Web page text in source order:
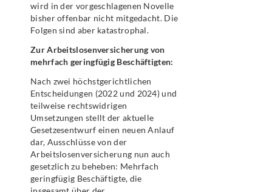
wird in der vorgeschlagenen Novelle
bisher offenbar nicht mitgedacht. Die
Folgen sind aber katastrophal.
Zur Arbeitslosenversicherung von
mehrfach geringfügig Beschäftigten:
Nach zwei höchstgerichtlichen
Entscheidungen (2022 und 2024) und
teilweise rechtswidrigen
Umsetzungen stellt der aktuelle
Gesetzesentwurf einen neuen Anlauf
dar, Ausschlüsse von der
Arbeitslosenversicherung nun auch
gesetzlich zu beheben: Mehrfach
geringfügig Beschäftigte, die